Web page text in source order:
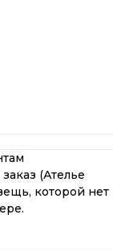
(Ателье
которой нет